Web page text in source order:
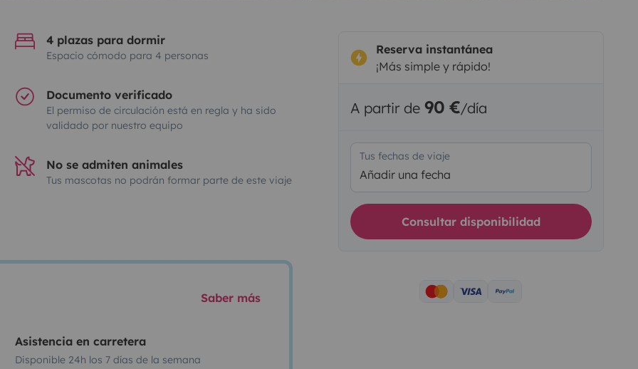
4 plazas para dormir
Espacio cómodo para 4 personas
Documento verificado
El permiso de circulación está en regla y ha sido
validado por nuestro equipo
No se admiten animales
Tus mascotas no podrán formar parte de este viaje
Saber más
Asistencia en carretera
Disponible 24h los 7 días de la semana
Reserva instantánea
¡Más simple y rápido!
A partir de 90 €/día
Tus fechas de viaje
Añadir una fecha
Consultar disponibilidad